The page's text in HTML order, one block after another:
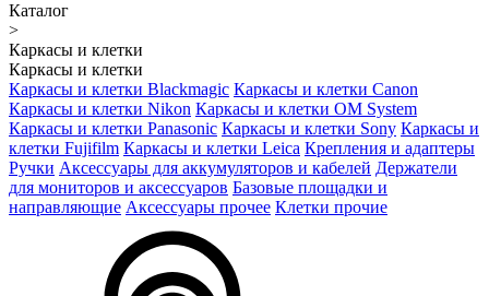
Каталог
>
Каркасы и клетки
Каркасы и клетки
Каркасы и клетки Blackmagic Каркасы и клетки Canon
Каркасы и клетки Nikon Каркасы и клетки OM System
Каркасы и клетки Panasonic Каркасы и клетки Sony Каркасы и
клетки Fujifilm Каркасы и клетки Leica Крепления и адаптеры
Ручки Аксессуары для аккумуляторов и кабелей Держатели
для мониторов и аксессуаров Базовые площадки и
направляющие Аксессуары прочее Клетки прочие